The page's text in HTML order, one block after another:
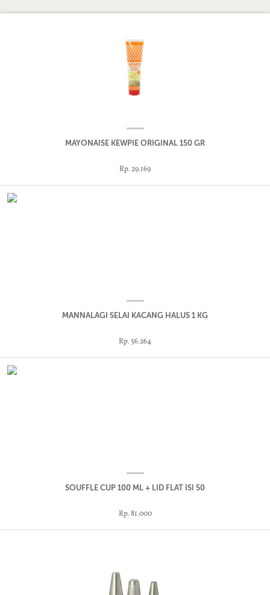
MAYONAISE KEWPIE ORIGINAL 150 GR
Rp. 29.169
MANNALAGI SELAI KACANG HALUS 1 KG
Rp. 56.264
SOUFFLE CUP 100 ML + LID FLAT ISI 50
Rp. 81.000